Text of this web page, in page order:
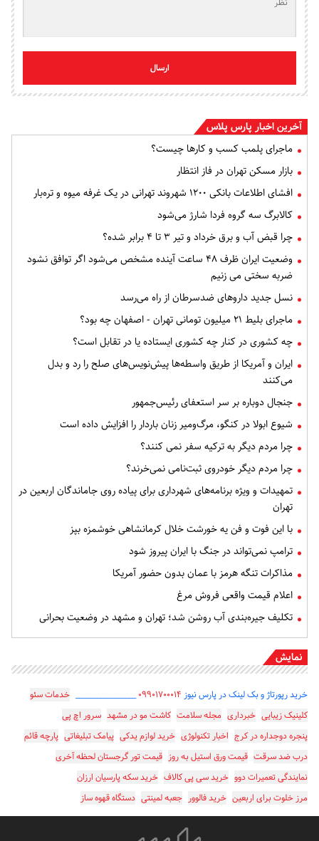
ارسال
آخرین اخبار پارس پلاس
ماجرای پلمب کسب و کارها چیست؟
بازار مسکن تهران در فاز انتظار
افشای اطلاعات بانکی ۱۲۰۰ شهروند تهرانی در یک غرفه میوه و تره‌بار
کالابرگ سه گروه فردا شارژ می‌شود
چرا قبض آب و برق خرداد و تیر ۳ تا ۴ برابر شده؟
وضعیت ایران ظرف ۴۸ ساعت آینده مشخص می‌شود اگر توافق نشود
ضربه سختی می زنیم
نسل جدید داروهای ضدسرطان از راه می‌رسد
ماجرای بلیط ۲۱ میلیون تومانی تهران - اصفهان چه بود؟
چه کشوری در کنار چه کشوری ایستاده یا در تقابل است؟
ایران و آمریکا از طریق واسطه‌ها پیش‌نویس‌های صلح را رد و بدل
می‌کنند
جنجال دوباره بر سر استعفای رئیس‌جمهور
شیوع ابولا در کنگو، مرگ‌ومیر زنان باردار را افزایش داده است
چرا مردم دیگر به ترکیه سفر نمی کنند؟
چرا مردم دیگر خودروی ثبت‌نامی نمی‌خرند؟
تمهیدات و ویژه برنامه‌های شهرداری برای پیاده روی جاماندگان اربعین در
تهران
با این فوت و فن یه خورشت خلال کرمانشاهی خوشمزه بپز
ترامپ نمی‌تواند در جنگ با ایران پیروز شود
مذاکرات تنگه هرمز با عمان بدون حضور آمریکا
اعلام قیمت واقعی فروش مرغ
تکلیف جیره‌بندی آب روشن شد؛ تهران و مشهد در وضعیت بحرانی
نمایش
خرید رپورتاژ و بک لینک در پارس نیوز ۰۹۹۰۱۷۰۰۰۱۴
خدمات سئو
کلینیک زیبایی خبرداری مجله سلامت کاشت مو در مشهد سرور اچ پی
پنجره دوجداره در کرج اخبار تکنولوژی خرید لوازم یدکی پیامک تبلیغاتی پارچه قائم
درب ضد سرقت قیمت ورق استیل به روز قیمت تور گرجستان لحظه آخری
نمایندگی تعمیرات دوو خرید سی پی کالاف خرید سکه پارسیان ارزان
مرز خلوت برای اربعین خرید فالوور جعبه لمینتی دستگاه قهوه ساز